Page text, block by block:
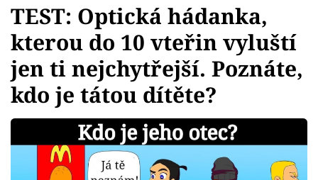
Témata
Showbyznys
Youtubeři
Virály
TEST: Optická hádanka,
kterou do 10 vteřin vyluští
jen ti nejchytřejší. Poznáte,
kdo je tátou dítěte?